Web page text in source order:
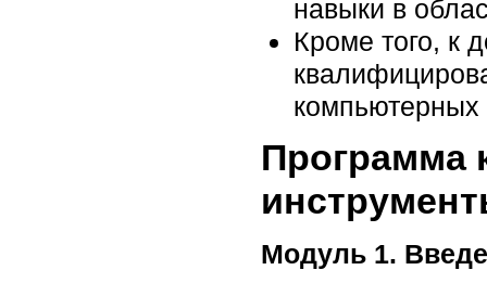
навыки в
Кроме того, к
компьютерных
Программа
Модуль 1.